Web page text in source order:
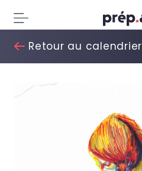
Retour au calendrier